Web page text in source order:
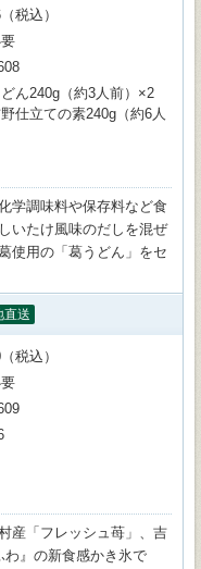
税込）
ん240g（約3人前）×2
仕立ての素240g（約6人
学調味料や保存料など食
いたけ風味のだしを混ぜ
使用の「葛うどん」をセ
直送
税込）
産「フレッシュ苺」、吉
』の新食感かき氷で